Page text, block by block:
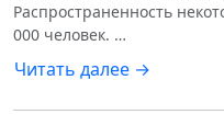
Распространенность
000 человек. …
Читать далее →